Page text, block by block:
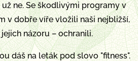
ne. Se škodlivými programy v
v dobře víře vložili naši nejbližší,
názoru – ochranili.
dáš na leták pod slovo "fitness".